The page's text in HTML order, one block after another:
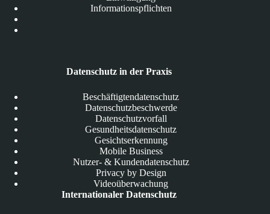
Informationspflichten
Datenschutz in der Praxis
Beschäftigtendatenschutz
Datenschutzbeschwerde
Datenschutzvorfall
Gesundheitsdatenschutz
Gesichtserkennung
Mobile Business
Nutzer- & Kundendatenschutz
Privacy by Design
Videoüberwachung
Internationaler Datenschutz